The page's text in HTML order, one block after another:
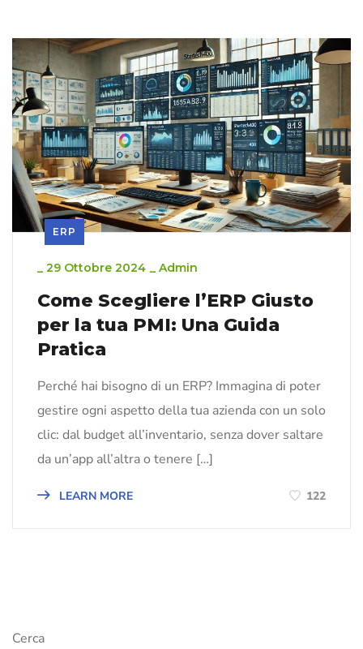
ERP
_ 29 Ottobre 2024 _ Admin
Come Scegliere l’ERP Giusto
per la tua PMI: Una Guida
Pratica
Perché hai bisogno di un ERP? Immagina di poter
gestire ogni aspetto della tua azienda con un solo
clic: dal budget all’inventario, senza dover saltare
da un’app all’altra o tenere […]
LEARN MORE 122
Cerca